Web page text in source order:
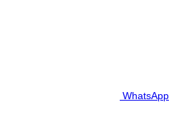
WhatsApp